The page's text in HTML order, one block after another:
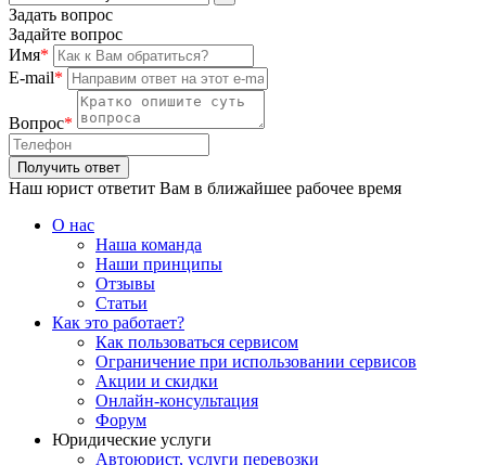
Задать вопрос
Задайте вопрос
Имя*
E-mail*
Вопрос*
Наш юрист ответит Вам в ближайшее рабочее время
О нас
Наша команда
Наши принципы
Отзывы
Статьи
Как это работает?
Как пользоваться сервисом
Ограничение при использовании сервисов
Акции и скидки
Онлайн-консультация
Форум
Юридические услуги
Автоюрист, услуги перевозки